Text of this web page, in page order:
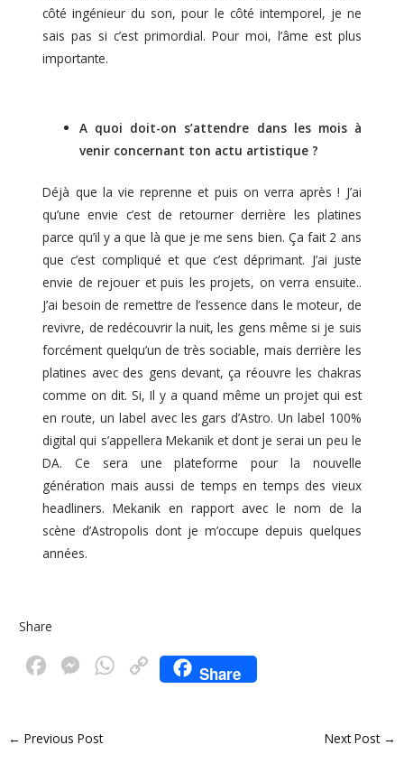
côté ingénieur du son, pour le côté intemporel, je ne
sais pas si c’est primordial. Pour moi, l’âme est plus
importante.
A quoi doit-on s’attendre dans les mois à
venir concernant ton actu artistique ?
Déjà que la vie reprenne et puis on verra après ! J’ai
qu’une envie c’est de retourner derrière les platines
parce qu’il y a que là que je me sens bien. Ça fait 2 ans
que c’est compliqué et que c’est déprimant. J’ai juste
envie de rejouer et puis les projets, on verra ensuite..
J’ai besoin de remettre de l’essence dans le moteur, de
revivre, de redécouvrir la nuit, les gens même si je suis
forcément quelqu’un de très sociable, mais derrière les
platines avec des gens devant, ça réouvre les chakras
comme on dit. Si, Il y a quand même un projet qui est
en route, un label avec les gars d’Astro. Un label 100%
digital qui s’appellera Mekanik et dont je serai un peu le
DA. Ce sera une plateforme pour la nouvelle
génération mais aussi de temps en temps des vieux
headliners. Mekanik en rapport avec le nom de la
scène d’Astropolis dont je m’occupe depuis quelques
années.
Share
e
M
s
W
C
Share
← Previous Post Next Post →